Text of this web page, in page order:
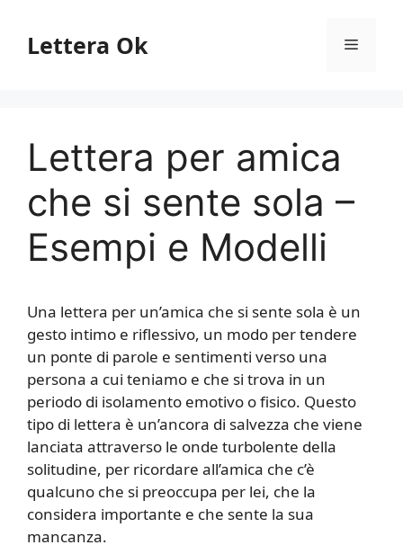
contenuto
Lettera Ok Menu
Lettera per amica
che si sente sola –
Esempi e Modelli
Una lettera per un’amica che si sente sola è un
gesto intimo e riflessivo, un modo per tendere
un ponte di parole e sentimenti verso una
persona a cui teniamo e che si trova in un
periodo di isolamento emotivo o fisico. Questo
tipo di lettera è un’ancora di salvezza che viene
lanciata attraverso le onde turbolente della
solitudine, per ricordare all’amica che c’è
qualcuno che si preoccupa per lei, che la
considera importante e che sente la sua
mancanza.